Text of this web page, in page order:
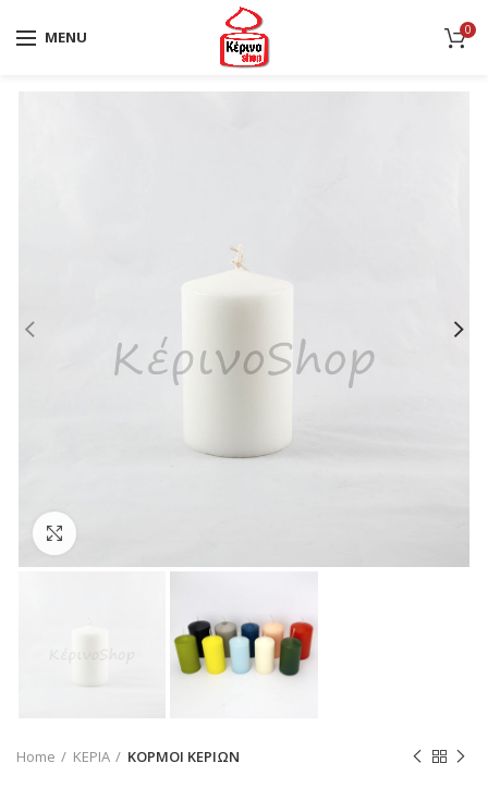
MENU 0
Home ΚΕΡΙΑ ΚΟΡΜΟΙ ΚΕΡΙΩΝ